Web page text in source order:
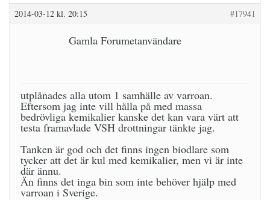
2014-03-12 kl. 20:15 #17941
Gamla Forumetanvändare
utplånades alla utom 1 samhälle av varroan.
Eftersom jag inte vill hålla på med massa
bedrövliga kemikalier kanske det kan vara värt att
testa framavlade VSH drottningar tänkte jag.
Tanken är god och det finns ingen biodlare som
tycker att det är kul med kemikalier, men vi är inte
där ännu.
Än finns det inga bin som inte behöver hjälp med
varroan i Sverige.